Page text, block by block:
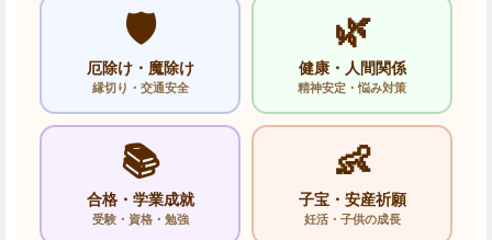
🛡️
厄除け・魔除け
縁切り・交通安全
🌿
健康・人間関係
精神安定・悩み対策
📚
合格・学業成就
受験・資格・勉強
👶
子宝・安産祈願
妊活・子供の成長